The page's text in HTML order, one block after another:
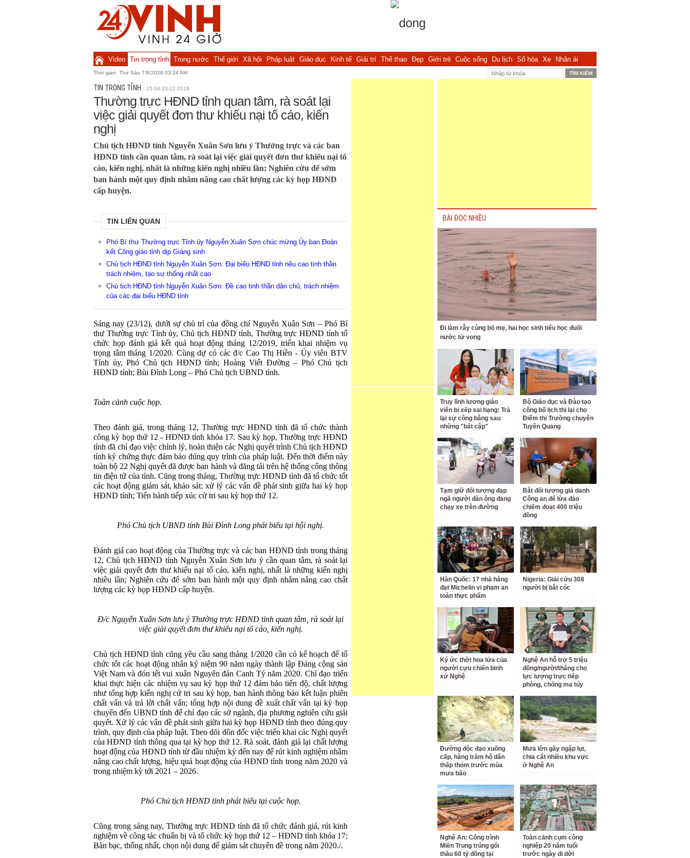
Video Tin trong tỉnh Trong nước Thế giới Xã hội Pháp luật Giáo dục Kinh tế Giải trí Thể thao Đẹp Giới trẻ Cuộc sống Du lịch Số hóa Xe Nhân ái
Thời gian: Thứ Sáu 7/8/2026 03:24 AM
TIN TRONG TỈNH 15:04 23-12-2019
Thường trực HĐND tỉnh quan tâm, rà soát lại
việc giải quyết đơn thư khiếu nại tố cáo, kiến
nghị
Chủ tịch HĐND tỉnh Nguyễn Xuân Sơn lưu ý Thường trực và các ban
HĐND tỉnh cần quan tâm, rà soát lại việc giải quyết đơn thư khiếu nại tố
cáo, kiến nghị, nhất là những kiến nghị nhiều lần; Nghiên cứu để sớm
ban hành một quy định nhằm nâng cao chất lượng các kỳ họp HĐND
cấp huyện.
TIN LIÊN QUAN
Phó Bí thư Thường trực Tỉnh ủy Nguyễn Xuân Sơn chúc mừng Ủy ban Đoàn
kết Công giáo tỉnh dịp Giáng sinh
Chủ tịch HĐND tỉnh Nguyễn Xuân Sơn: Đại biểu HĐND tỉnh nêu cao tinh thần
trách nhiệm, tạo sự thống nhất cao
Chủ tịch HĐND tỉnh Nguyễn Xuân Sơn: Đề cao tinh thần dân chủ, trách nhiệm
của các đại biểu HĐND tỉnh
Sáng nay (23/12), dưới sự chủ trì của đồng chí Nguyễn Xuân Sơn – Phó Bí
thư Thường trực Tỉnh ủy, Chủ tịch HĐND tỉnh, Thường trực HĐND tỉnh tổ
chức họp đánh giá kết quả hoạt động tháng 12/2019, triển khai nhiệm vụ
trọng tâm tháng 1/2020. Cùng dự có các đ/c Cao Thị Hiền - Ủy viên BTV
Tỉnh ủy, Phó Chủ tịch HĐND tỉnh; Hoàng Viết Đường – Phó Chủ tịch
HĐND tỉnh; Bùi Đình Long – Phó Chủ tịch UBND tỉnh.
Toàn cảnh cuộc họp.
Theo đánh giá, trong tháng 12, Thường trực HĐND tỉnh đã tổ chức thành
công kỳ họp thứ 12 - HĐND tỉnh khóa 17. Sau kỳ họp, Thường trực HĐND
tỉnh đã chỉ đạo việc chỉnh lý, hoàn thiện các Nghị quyết trình Chủ tịch HĐND
tỉnh ký chứng thực đảm bảo đúng quy trình của pháp luật. Đến thời điểm này
toàn bộ 22 Nghị quyết đã được ban hành và đăng tải trên hệ thống cổng thông
tin điện tử của tỉnh. Cũng trong tháng, Thường trực HĐND tỉnh đã tổ chức tốt
các hoạt động giám sát, khảo sát; xử lý các vấn đề phát sinh giữa hai kỳ họp
HĐND tỉnh; Tiến hành tiếp xúc cử tri sau kỳ họp thứ 12.
Phó Chủ tịch UBND tỉnh Bùi Đình Long phát biểu tại hội nghị.
Đánh giá cao hoạt động của Thường trực và các ban HĐND tỉnh trong tháng
12, Chủ tịch HĐND tỉnh Nguyễn Xuân Sơn lưu ý cần quan tâm, rà soát lại
việc giải quyết đơn thư khiếu nại tố cáo, kiến nghị, nhất là những kiến nghị
nhiều lần; Nghiên cứu để sớm ban hành một quy định nhằm nâng cao chất
lượng các kỳ họp HĐND cấp huyện.
Đ/c Nguyễn Xuân Sơn lưu ý Thường trực HĐND tỉnh quan tâm, rà soát lại
việc giải quyết đơn thư khiếu nại tố cáo, kiến nghị.
Chủ tịch HĐND tỉnh cũng yêu cầu sang tháng 1/2020 cần có kế hoạch để tổ
chức tốt các hoạt động nhân kỷ niệm 90 năm ngày thành lập Đảng cộng sản
Việt Nam và đón tết vui xuân Nguyên đán Canh Tý năm 2020. Chỉ đạo triển
khai thực hiện các nhiệm vụ sau kỳ họp thứ 12 đảm bảo tiến độ, chất lượng
như tổng hợp kiến nghị cử tri sau kỳ họp, ban hành thông báo kết luận phiên
chất vấn và trả lời chất vấn; tổng hợp nội dung đề xuất chất vấn tại kỳ họp
chuyển đến UBND tỉnh để chỉ đạo các sở ngành, địa phương nghiên cứu giải
quyết. Xử lý các vấn đề phát sinh giữa hai kỳ họp HĐND tỉnh theo đúng quy
trình, quy định của pháp luật. Theo dõi đôn đốc việc triển khai các Nghị quyết
của HĐND tỉnh thông qua tại kỳ họp thứ 12. Rà soát, đánh giá lại chất lượng
hoạt động của HĐND tỉnh từ đầu nhiệm kỳ đến nay để rút kinh nghiệm nhằm
nâng cao chất lượng, hiệu quả hoạt động của HĐND tỉnh trong năm 2020 và
trong nhiệm kỳ tới 2021 – 2026.
Phó Chủ tịch HĐND tỉnh phát biểu tại cuộc họp.
Cũng trong sáng nay, Thường trực HĐND tỉnh đã tổ chức đánh giá, rút kinh
nghiệm về công tác chuẩn bị và tổ chức kỳ họp thứ 12 – HĐND tỉnh khóa 17;
Bàn bạc, thống nhất, chọn nội dung để giám sát chuyên đề trong năm 2020./.
BÀI ĐỌC NHIỀU
Đi làm rẫy cùng bố mẹ, hai học sinh tiểu học đuối
nước tử vong
Truy lĩnh lương giáo
viên bị xếp sai hạng: Trả
lại sự công bằng sau
những "bất cập"
Bộ Giáo dục và Đào tạo
công bố lịch thi lại cho
Điểm thi Trường chuyên
Tuyên Quang
Tạm giữ đối tượng đạp
ngã người đàn ông đang
chạy xe trên đường
Bắt đối tượng giả danh
Công an để lừa đảo
chiếm đoạt 400 triệu
đồng
Hàn Quốc: 17 nhà hàng
đạt Michelin vi phạm an
toàn thực phẩm
Nigeria: Giải cứu 308
người bị bắt cóc
Ký ức thời hoa lửa của
người cựu chiến binh
xứ Nghệ
Nghệ An hỗ trợ 5 triệu
đồng/người/tháng cho
lực lượng trực tiếp
phòng, chống ma túy
Đường độc đạo xuống
cấp, hàng trăm hộ dân
thấp thỏm trước mùa
mưa bão
Mưa lớn gây ngập lụt,
chia cắt nhiều khu vực
ở Nghệ An
Nghệ An: Công trình
Miền Trung trúng gói
thầu 60 tỷ đồng tại
Toàn cảnh cụm công
nghiệp 20 năm tuổi
trước ngày di dời